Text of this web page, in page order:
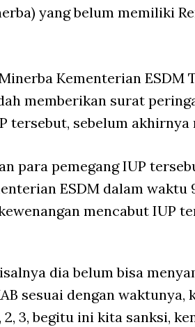
yang belum memiliki
Kementerian ESDM
memberikan surat
tersebut, sebelum
para pemegang IUP
ESDM dalam
mencabut IUP
dia belum bisa
sesuai dengan waktunya,
3, begitu ini kita sanksi,